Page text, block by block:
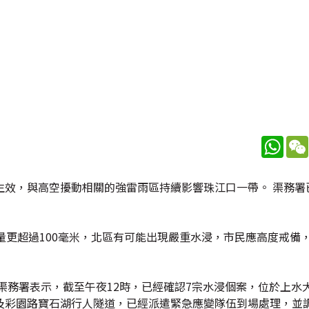
，與高空擾動相關的強雷雨區持續影響珠江口一帶。 渠務
超過100毫米，北區有可能出現嚴重水浸，市民應高度戒備
署表示，截至午夜12時，已經確認7宗水浸個案，位於上水
園路寶石湖行人隧道，已經派遣緊急應變隊伍到場處理，並